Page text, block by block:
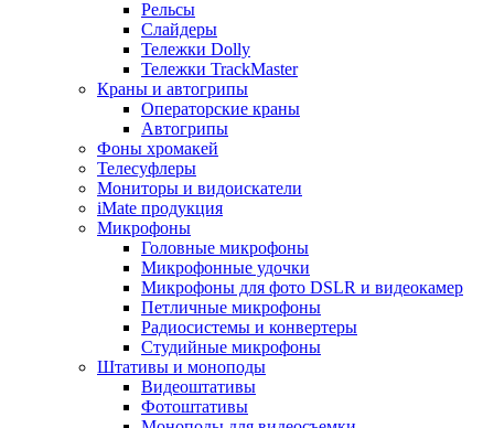
Рельсы
Слайдеры
Тележки Dolly
Тележки TrackMaster
Краны и автогрипы
Операторские краны
Автогрипы
Фоны хромакей
Телесуфлеры
Мониторы и видоискатели
iMate продукция
Микрофоны
Головные микрофоны
Микрофонные удочки
Микрофоны для фото DSLR и видеокамер
Петличные микрофоны
Радиосистемы и конвертеры
Студийные микрофоны
Штативы и моноподы
Видеоштативы
Фотоштативы